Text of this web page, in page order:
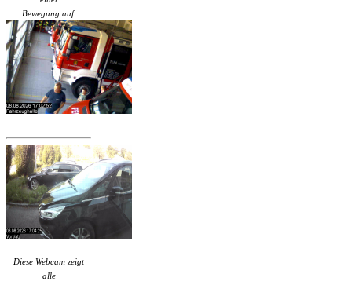
Bewegung auf.
Diese Webcam zeigt
alle